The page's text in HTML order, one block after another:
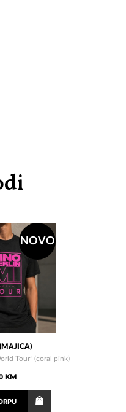
NOVO
Tour” (coral pink)
KM